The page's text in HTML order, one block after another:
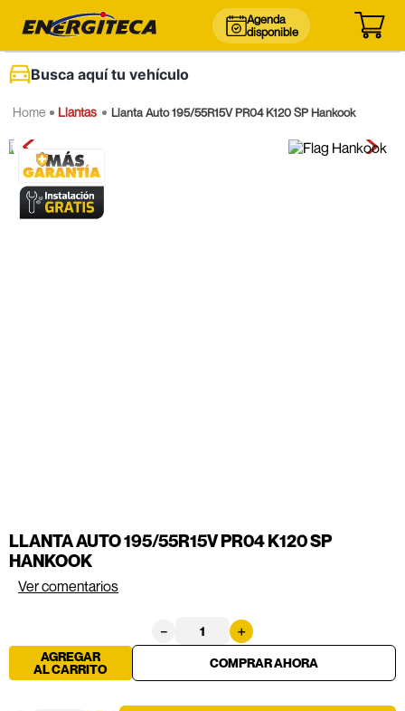
Agenda
disponible
Busca aquí tu vehículo
Llantas Llanta Auto 195/55R15V PR04 K120 SP Hankook
LLANTA AUTO 195/55R15V PR04 K120 SP
HANKOOK
Ver comentarios
＋
－
AGREGAR
AL CARRITO